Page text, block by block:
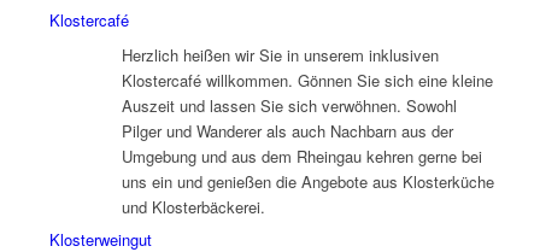
Klostercafé
Herzlich heißen wir Sie in unserem inklusiven
Klostercafé willkommen. Gönnen Sie sich eine kleine
Auszeit und lassen Sie sich verwöhnen. Sowohl
Pilger und Wanderer als auch Nachbarn aus der
Umgebung und aus dem Rheingau kehren gerne bei
uns ein und genießen die Angebote aus Klosterküche
und Klosterbäckerei.
Klosterweingut